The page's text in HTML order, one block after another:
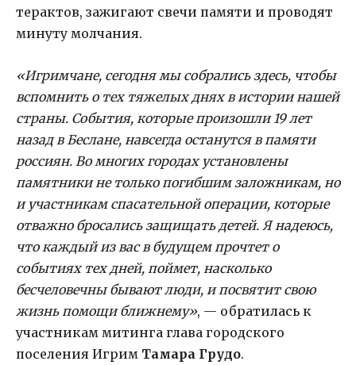
терактов, зажигают свечи памяти и проводят
минуту молчания.
«Игримчане, сегодня мы собрались здесь, чтобы
вспомнить о тех тяжелых днях в истории нашей
страны. События, которые произошли 19 лет
назад в Беслане, навсегда останутся в памяти
россиян. Во многих городах установлены
памятники не только погибшим заложникам, но
и участникам спасательной операции, которые
отважно бросались защищать детей. Я надеюсь,
что каждый из вас в будущем прочтет о
событиях тех дней, поймет, насколько
бесчеловечны бывают люди, и посвятит свою
жизнь помощи ближнему», — обратилась к
участникам митинга глава городского
поселения Игрим Тамара Грудо.